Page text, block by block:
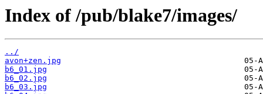
Index of /pub/blake7/images/
../
avon+zen.jpg
b6_01.jpg
b6_02.jpg
b6_03.jpg